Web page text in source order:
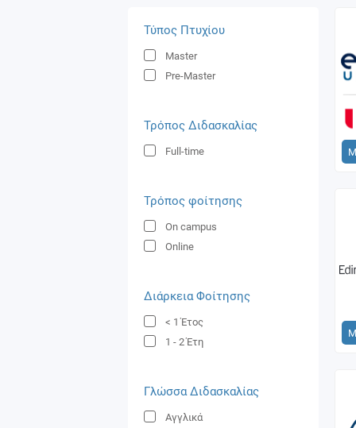
Τύπος Πτυχίου
Master
Pre-Master
Τρόπος Διδασκαλίας
Full-time
Τρόπος φοίτησης
On campus
Online
Διάρκεια Φοίτησης
< 1 Έτος
1 - 2 Έτη
Γλώσσα Διδασκαλίας
Αγγλικά